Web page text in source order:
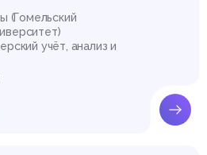
(Гомельский
учёт, анализ и